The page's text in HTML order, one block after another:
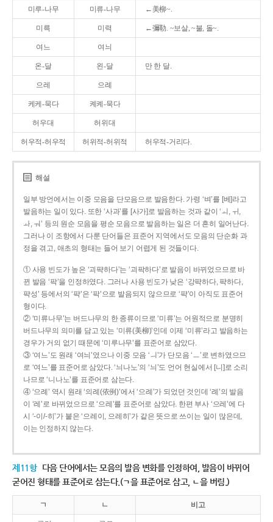
미루-나무 미류-나무 ←美柳~.
미륵 미력 ←彌勒. ~보살, ~불, 돌~.
여느 여늬
온-달 왼-달 만 한 달.
으레 으례
케케-묵다 켸켸-묵다
허우대 허위대
허우적-허우적 허위적-허위적 허우적-거리다.
해설
일부 방언에서는 이중 모음을 단모음으로 발음한다. 가령 ‘벼’를 [베]라고
발음하는 일이 있다. 또한 ‘사과’를 [사가]로 발음하는 것과 같이 ‘ㅚ, ㅟ,
ㅘ, ㅝ’ 등의 원순 모음을 평순 모음으로 발음하는 일은 더 흔히 일어난다.
그러나 이 조항에서 다룬 단어들은 표준어 지역에서도 모음의 단순화 과
정을 겪고, 애초의 형태는 들어 보기 어렵게 된 것들이다.
① 사용 빈도가 높은 ‘괴퍅하다’는 ‘괴팍하다’로 발음이 바뀌었으므로 바
뀐 발음 ‘팍’을 인정하였다. 그러나 사용 빈도가 낮은 ‘강퍅하다, 퍅하다,
퍅성’ 등에서의 ‘퍅’은 ‘팍’으로 발음되지 않으므로 ‘퍅’이 아직도 표준어
형이다.
② ‘미류나무’는 버드나무의 한 종류이므로 ‘미류’는 어원적으로 분명히
버드나무의 의미를 담고 있는 ‘미류(美柳)’인데 이제 ‘미류’라고 발음하는
경우가 거의 없기 때문에 ‘미루나무’를 표준어로 삼았다.
③ ‘여느’도 원래 ‘여늬’였으나 이중 모음 ‘ㅢ’가 단모음 ‘ㅡ’로 변하였으므
로 ‘여느’를 표준어로 삼았다. ‘늬나노’의 ‘늬’도 언어 현실에서 [니]로 소리
나므로 ‘니나노’를 표준어로 삼는다.
④ ‘으례’ 역시 원래 ‘의례(依例)’에서 ‘으례’가 되었던 것인데 ‘례’의 발음
이 ‘레’로 바뀌었으므로 ‘으레’를 표준어로 삼았다. 한편 부사 ‘으레’에 다
시 ‘-이/-히’가 붙은 ‘으레이, 으레히’가 같은 뜻으로 쓰이는 일이 많은데,
이는 인정하지 않는다.
제11항 다음 단어에서는 모음의 발음 변화를 인정하여, 발음이 바뀌어
굳어진 형태를 표준어로 삼는다.(ㄱ을 표준어로 삼고, ㄴ을 버림.)
ㄱ ㄴ 비고